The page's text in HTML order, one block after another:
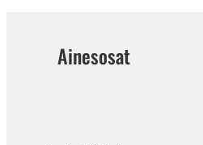
Ainesosat